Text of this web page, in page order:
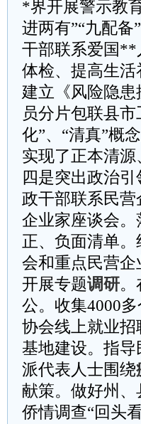
*界开展警示教
进两有”“九配
干部联系爱国**
体检、提高生
建立《风险隐
员分片包联县
化”、“清真”概
实现了正本清
四是突出政治
政干部联系民
企业家座谈会
正、负面清单
会和重点民营
开展专题调研。
公。收集4000
协会线上就业
基地建设。指
派代表人士围绕
献策。做好州
侨情调查“回头